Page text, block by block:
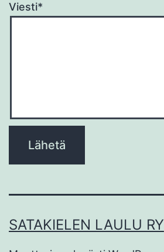
Viesti*
leave
SATAKIELEN LAULU RY